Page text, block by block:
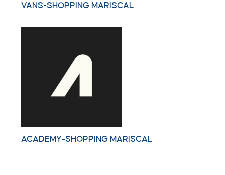
VANS-SHOPPING MARISCAL
ACADEMY-SHOPPING MARISCAL